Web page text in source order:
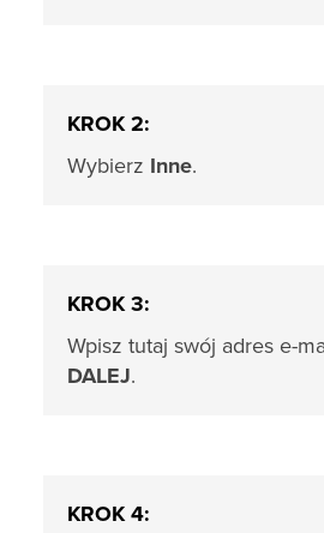
KROK 2:
Wybierz Inne.
KROK 3:
Wpisz tutaj swój adres e-
DALEJ.
KROK 4: